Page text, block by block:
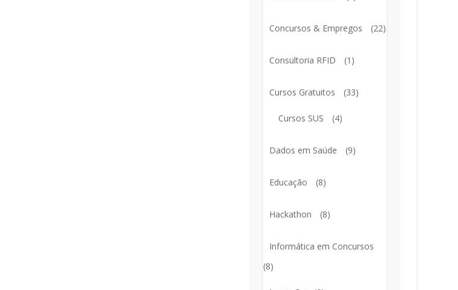
Concursos & Empregos (22)
Consultoria RFID (1)
Cursos Gratuitos (33)
Cursos SUS (4)
Dados em Saúde (9)
Educação (8)
Hackathon (8)
Informática em Concursos
(8)